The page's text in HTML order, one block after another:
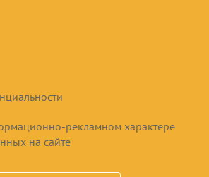
рекламном характере
на сайте
QUATTROCLIMA QV-
BERGAMO